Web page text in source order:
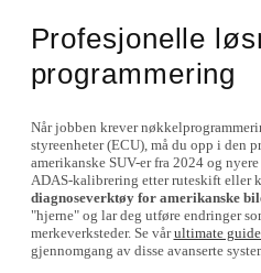
Profesjonelle
programmering
Når jobben krever
styreenheter (ECU), må du opp i den
amerikanske SUV-er fra 2024 og
ADAS-kalibrering etter ruteskift eller
diagnoseverktøy for amerikanske
"hjerne" og lar deg utføre endringer
merkeverksteder. Se vårultimate
gjennomgang av disse avanserte